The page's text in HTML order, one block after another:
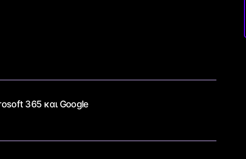
365 και Google